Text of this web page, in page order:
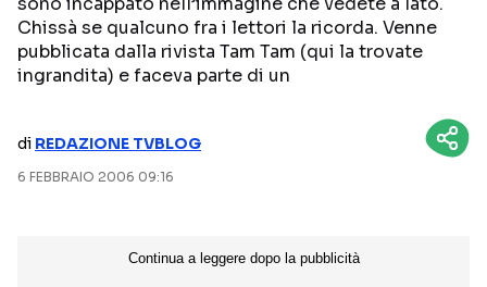
Streaming
AMAZON PRIME VIDEO
DISNEY+
Chissà se qualcuno fra i lettori la ricorda. Venne
pubblicata dalla rivista Tam Tam (qui la trovate
ingrandita) e faceva parte di un
di REDAZIONE TVBLOG
6 FEBBRAIO 2006 09:16